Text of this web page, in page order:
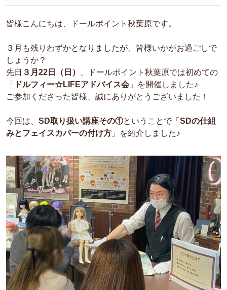
皆様こんにちは、ドールポイント秋葉原です。
３月も残りわずかとなりましたが、皆様いかがお過ごしで
しょうか？
先日 ３月22日（日）
、ドールポイント秋葉原では初めての
「
ドルフィー☆LIFEアドバイス会 」
を開催しました♪
ご参加くださった皆様、誠にありがとうございました！
今回は、 SD取り扱い講座その①ということで「 SDの仕組
みとフェイスカバーの付け方 」を紹介しました♪